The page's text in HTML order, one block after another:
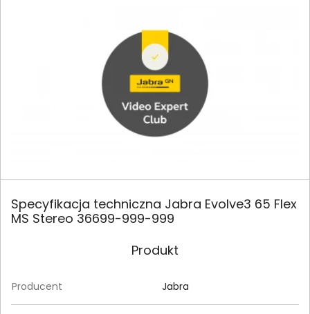
Specyfikacja techniczna Jabra Evolve3 65 Flex
MS Stereo 36699-999-999
Produkt
Producent Jabra